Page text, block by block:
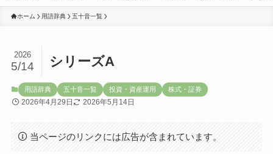
ホーム 用語辞典 五十音一覧
シリーズA
2026
5/14
用語辞典 五十音一覧 投資・資産運用 株式・証券
2026年4月29日 2026年5月14日
当ページのリンクには広告が含まれています。